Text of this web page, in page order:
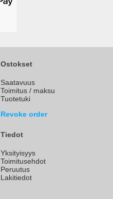
Ostokset
Saatavuus
Toimitus / maksu
Tuotetuki
Revoke order
Tiedot
Yksityisyys
Toimitusehdot
Peruutus
Lakitiedot